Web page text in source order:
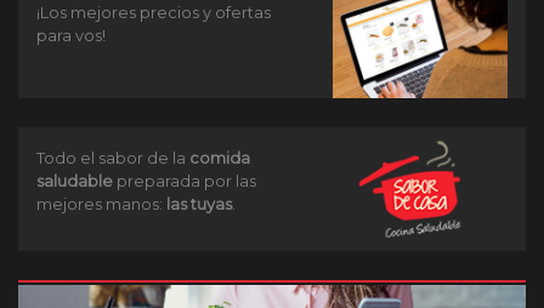
¡Los mejores precios y ofertas
para vos!
Todo el sabor de la comida
saludable preparada por las
mejores manos: las tuyas.